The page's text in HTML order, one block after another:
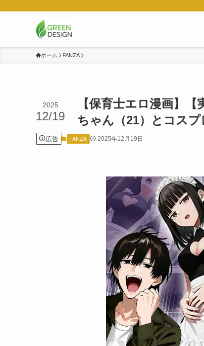
ホーム FANZA
【保育士エロ漫画】
ちゃん（21）とコスプ
2025
12/19
広告 FANZA 2025年12月19日